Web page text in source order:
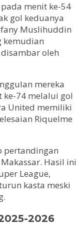
menit ke-54
gol keduanya
Muslihuddin
kemudian
oleh
mereka
ke-74 melalui gol
United memiliki
Riquelme
pertandingan
Hasil ini
League,
kasta meski
2026